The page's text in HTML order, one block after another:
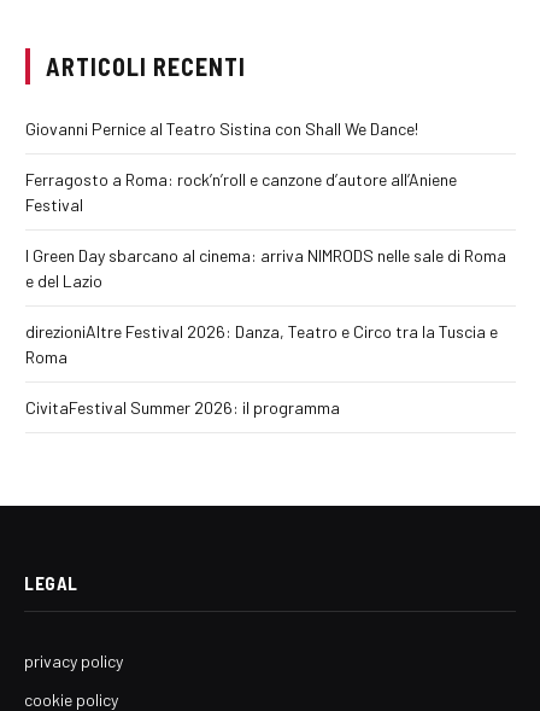
ARTICOLI RECENTI
Giovanni Pernice al Teatro Sistina con Shall We Dance!
Ferragosto a Roma: rock’n’roll e canzone d’autore all’Aniene
Festival
I Green Day sbarcano al cinema: arriva NIMRODS nelle sale di Roma
e del Lazio
direzioniAltre Festival 2026: Danza, Teatro e Circo tra la Tuscia e
Roma
CivitaFestival Summer 2026: il programma
LEGAL
privacy policy
cookie policy